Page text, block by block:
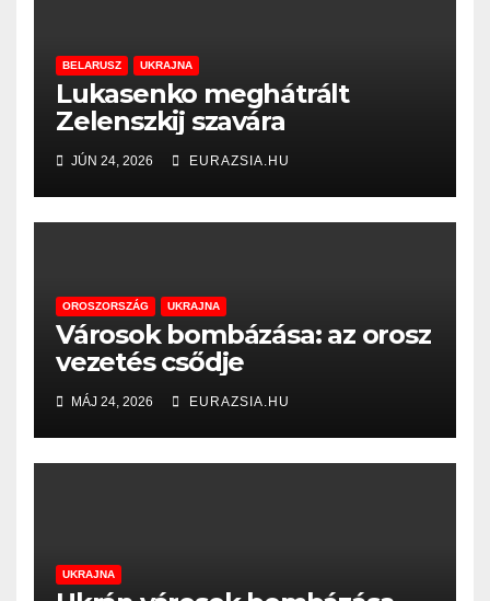
BELARUSZ UKRAJNA
Lukasenko meghátrált
Zelenszkij szavára
JÚN 24, 2026 EURAZSIA.HU
OROSZORSZÁG UKRAJNA
Városok bombázása: az orosz
vezetés csődje
MÁJ 24, 2026 EURAZSIA.HU
UKRAJNA